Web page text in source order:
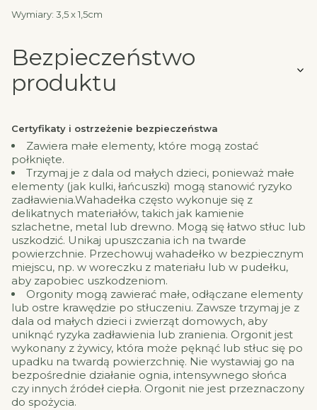
Wymiary: 3,5 x 1,5cm
Bezpieczeństwo
produktu
Certyfikaty i ostrzeżenie bezpieczeństwa
Zawiera małe elementy, które mogą zostać
połknięte.
Trzymaj je z dala od małych dzieci, ponieważ małe
elementy (jak kulki, łańcuszki) mogą stanowić ryzyko
zadławienia.Wahadełka często wykonuje się z
delikatnych materiałów, takich jak kamienie
szlachetne, metal lub drewno. Mogą się łatwo stłuc lub
uszkodzić. Unikaj upuszczania ich na twarde
powierzchnie. Przechowuj wahadełko w bezpiecznym
miejscu, np. w woreczku z materiału lub w pudełku,
aby zapobiec uszkodzeniom.
Orgonity mogą zawierać małe, odłączane elementy
lub ostre krawędzie po stłuczeniu. Zawsze trzymaj je z
dala od małych dzieci i zwierząt domowych, aby
uniknąć ryzyka zadławienia lub zranienia. Orgonit jest
wykonany z żywicy, która może pęknąć lub stłuc się po
upadku na twardą powierzchnię. Nie wystawiaj go na
bezpośrednie działanie ognia, intensywnego słońca
czy innych źródeł ciepła. Orgonit nie jest przeznaczony
do spożycia.